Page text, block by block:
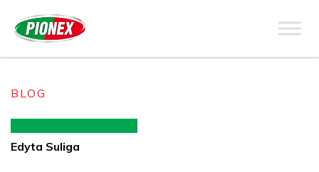
BLOG
Edyta Suliga